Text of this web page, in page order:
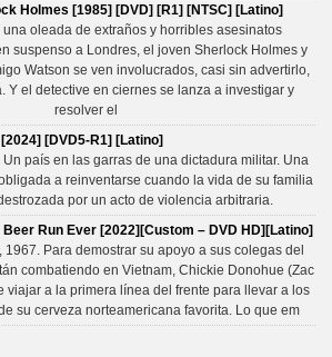
Holmes [1985] [DVD] [R1] [NTSC] [Latino]
oleada de extraños y horribles asesinatos
suspenso a Londres, el joven Sherlock Holmes y
Watson se ven involucrados, casi sin advertirlo,
Y el detective en ciernes se lanza a investigar y
resolver el
[2024] [DVD5-R1] [Latino]
Un país en las garras de una dictadura militar. Una
a reinventarse cuando la vida de su familia
por un acto de violencia arbitraria.
Beer Run Ever [2022][Custom – DVD HD][Latino]
1967. Para demostrar su apoyo a sus colegas del
combatiendo en Vietnam, Chickie Donohue (Zac
viajar a la primera línea del frente para llevar a los
su cerveza norteamericana favorita. Lo que em